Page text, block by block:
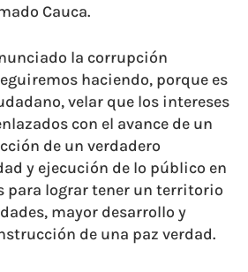
Cauca.
la corrupción
haciendo, porque es
velar que los intereses
con el avance de un
de un verdadero
y ejecución de lo público en
para lograr tener un territorio
mayor desarrollo y
de una paz verdad.